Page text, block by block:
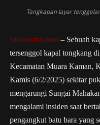
Tangkapan layar
Suarastra.com – Sebuah
tersenggol kapal tongkang
Kecamatan Muara Kaman,
Kamis (6/2/2025) sekitar
mengarungi Sungai
mengalami insiden saat
pengangkut batu bara yang